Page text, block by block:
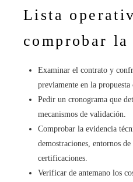
Lista
comprobar la
Examinar el contrato y
previamente en la propuesta
Pedir un cronograma que
mecanismos de validación.
Comprobar la evidencia
demostraciones, entornos
certificaciones.
Verificar de antemano los